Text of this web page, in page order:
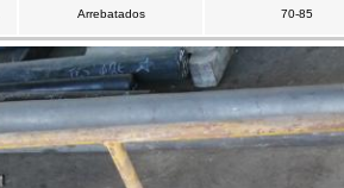
Arrebatados 70-85